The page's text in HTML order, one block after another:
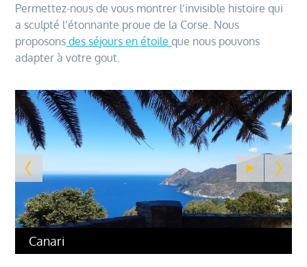
Permettez-nous de vous montrer l’invisible histoire qui
a sculpté l’étonnante proue de la Corse. Nous
proposons des séjours en étoileque nous pouvons
adapter à votre gout.
Canari